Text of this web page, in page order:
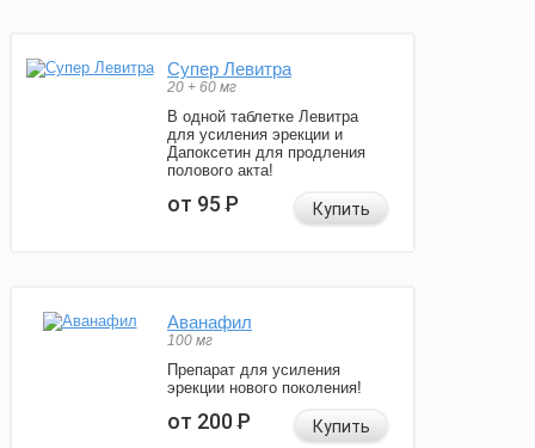
Супер Левитра
20 + 60 мг
В одной таблетке Левитра
для усиления эрекции и
Дапоксетин для продления
полового акта!
от 95Р Купить
Аванафил
100 мг
Препарат для усиления
эрекции нового поколения!
от 200Р Купить